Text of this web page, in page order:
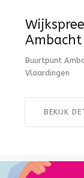
Buurtpunt
Vlaardingen
BEKIJK